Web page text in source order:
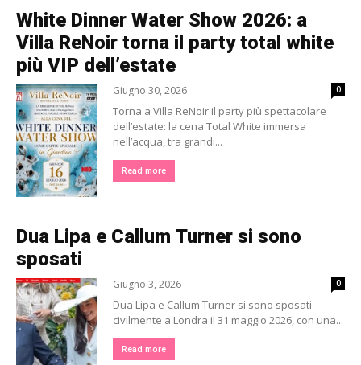
White Dinner Water Show 2026: a
Villa ReNoir torna il party total white
più VIP dell’estate
Giugno 30, 2026 0
Torna a Villa ReNoir il party più spettacolare
dell’estate: la cena Total White immersa
nell’acqua, tra grandi...
Read more
Dua Lipa e Callum Turner si sono
sposati
Giugno 3, 2026 0
Dua Lipa e Callum Turner si sono sposati
civilmente a Londra il 31 maggio 2026, con una...
Read more